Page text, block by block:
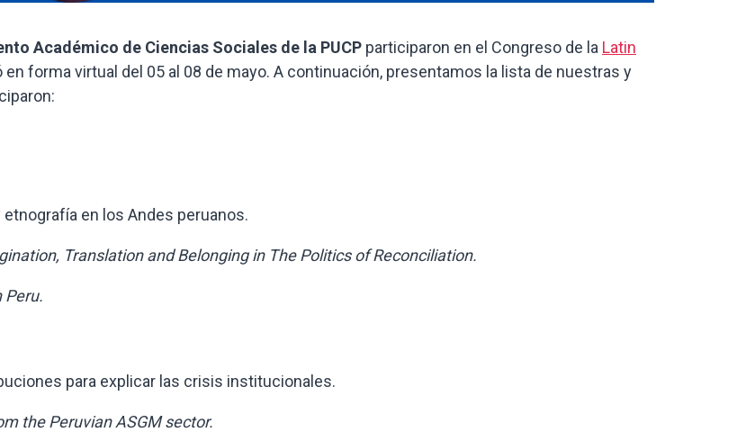
Académico de Ciencias Sociales de la PUCP participaron en el Congreso de la Latin
en forma virtual del 05 al 08 de mayo. A continuación, presentamos la lista de nuestras y
en los Andes peruanos.
Translation and Belonging in The Politics of Reconciliation.
para explicar las crisis institucionales.
the Peruvian ASGM sector.